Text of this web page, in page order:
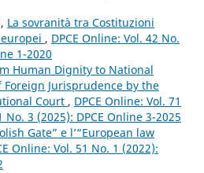
La sovranità tra Costituzioni
, DPCE Online: Vol. 42 No.
1-2020
Human Dignity to National
Foreign Jurisprudence by the
Court , DPCE Online: Vol. 71
No. 3 (2025): DPCE Online 3-2025
Gate” e l’“European law
Online: Vol. 51 No. 1 (2022):